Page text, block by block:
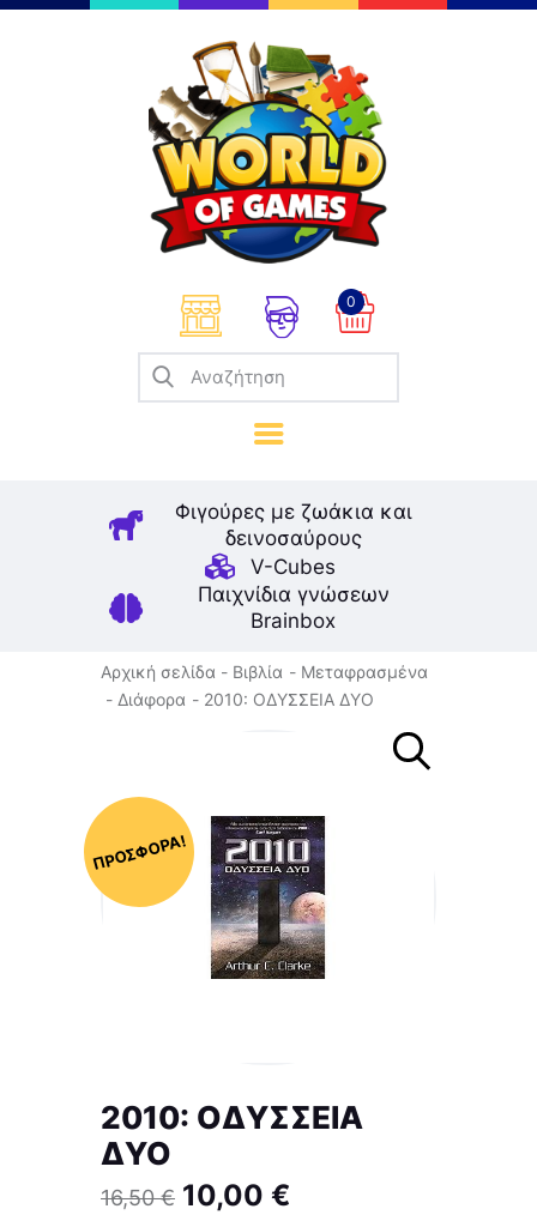
0
Φιγούρες με ζωάκια και
δεινοσαύρους
V-Cubes
Παιχνίδια γνώσεων
Brainbox
Επιτραπέζια
Παζλ
Παιχνίδια Καρτών
Σπαζοκεφαλιές
Κατασκευές
Καλλιτεχνικά
Μοντελισμός
Βιβλία
Παιχνίδια Ρόλων
Αρχική σελίδα Βιβλία
Μεταφρασμένα
Διάφορα
2010: ΟΔΥΣΣΕΙΑ ΔΥΟ
ΠΡΟΣΦΟΡΆ!
2010: ΟΔΥΣΣΕΙΑ
ΔΥΟ
16,50€ 10,00 €